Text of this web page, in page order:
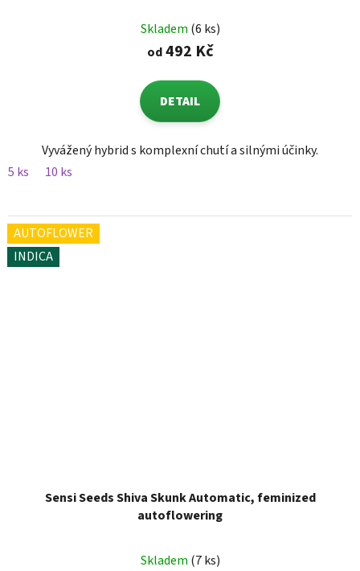
Skladem (6 ks)
od492 Kč
DETAIL
Vyvážený hybrid s komplexní chutí a silnými účinky.
5 ks
10 ks
AUTOFLOWER
INDICA
Sensi Seeds Shiva Skunk Automatic, feminized
autoflowering
Skladem (7 ks)